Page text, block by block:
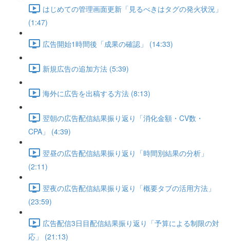
はじめての管理画面更新「見るべきはタグの発火状況」
(1:47)
広告開始1時間後「成果の確認」 (14:33)
新規広告の追加方法 (5:39)
海外に広告を出稿する方法 (8:13)
翌朝の広告配信結果振り返り「消化金額・CV数・
CPA」 (4:39)
翌昼の広告配信結果振り返り「時間別結果の分析」
(2:11)
翌夜の広告配信結果振り返り「概要タブの活用方法」
(23:59)
広告配信3日目配信結果振り返り「予算による制限の対
応」 (21:13)